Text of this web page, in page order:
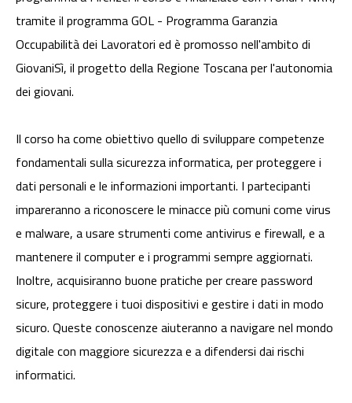
tramite il programma GOL - Programma Garanzia
Occupabilità dei Lavoratori ed è promosso nell'ambito di
GiovaniSì, il progetto della Regione Toscana per l'autonomia
dei giovani.
Il corso ha come obiettivo quello di sviluppare competenze
fondamentali sulla sicurezza informatica, per proteggere i
dati personali e le informazioni importanti. I partecipanti
impareranno a riconoscere le minacce più comuni come virus
e malware, a usare strumenti come antivirus e firewall, e a
mantenere il computer e i programmi sempre aggiornati.
Inoltre, acquisiranno buone pratiche per creare password
sicure, proteggere i tuoi dispositivi e gestire i dati in modo
sicuro. Queste conoscenze aiuteranno a navigare nel mondo
digitale con maggiore sicurezza e a difendersi dai rischi
informatici.